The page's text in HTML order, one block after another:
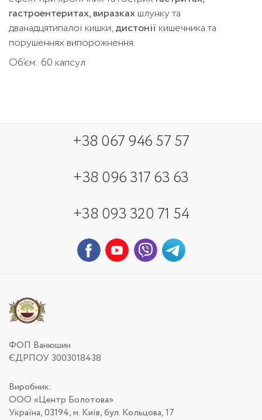
гастроентеритах, виразкахшлунку та
дванадцятипалої кишки,дистонії кишечника та
порушеннях випорожнення.
Об’єм: 60 капсул
+38 067 946 57 57
+38 096 317 63 63
+38 093 320 71 54
ФОП Ванюшин
ЄДРПОУ 3003018438
Виробник:
ООО «Центр Болотова»
Україна, 03194, м. Київ, бул. Кольцова, 17